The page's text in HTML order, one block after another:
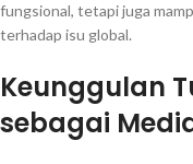
fungsional, tetapi juga
terhadap isu global.
Keunggulan
sebagai